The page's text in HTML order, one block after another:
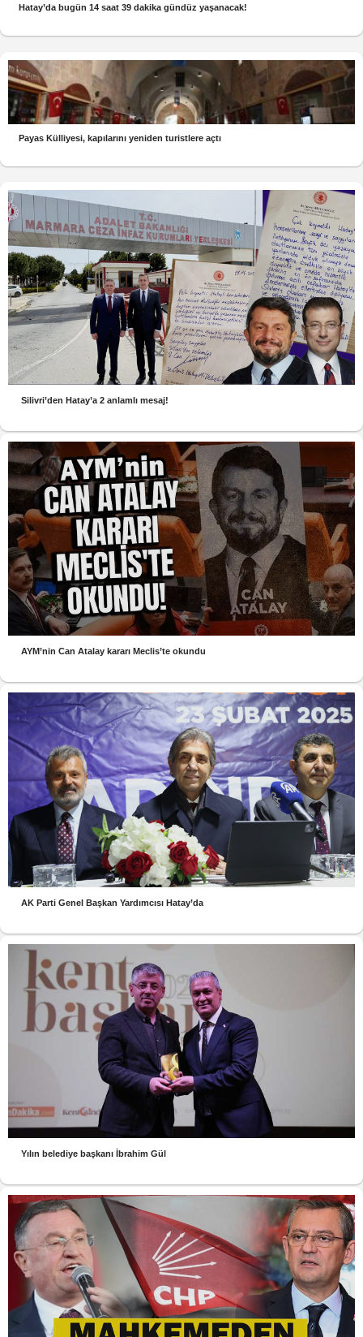
Hatay’da bugün 14 saat 39 dakika gündüz yaşanacak!
Payas Külliyesi, kapılarını yeniden turistlere açtı
Silivri’den Hatay’a 2 anlamlı mesaj!
AYM’nin Can Atalay kararı Meclis’te okundu
AK Parti Genel Başkan Yardımcısı Hatay’da
Yılın belediye başkanı İbrahim Gül